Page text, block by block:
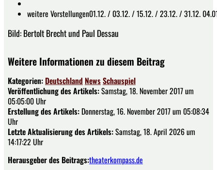
weitere Vorstellungen01.12. / 03.12. / 15.12. / 23.12. / 31.12.
Bild: Bertolt Brecht und Paul Dessau
Weitere Informationen zu diesem Beitrag
Kategorien: Deutschland NewsSchauspiel
Veröffentlichung des Artikels:Samstag, 18. November 2017 um
05:05:00 Uhr
Erstellung des Artikels: Donnerstag, 16. November 2017 um 05:08:34
Uhr
Letzte Aktualisierung des Artikels:Samstag, 18. April 2026 um
14:17:22 Uhr
Herausgeber des Beitrags:theaterkompass.de